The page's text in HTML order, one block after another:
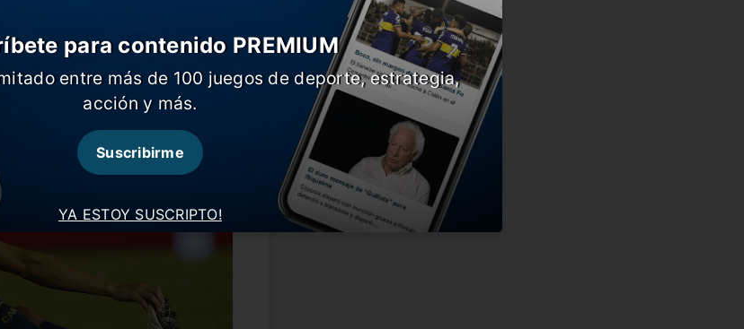
El lateral izquierdo se está
ex Estudiantes padeció un
YA ESTOY SUSCRIPTO!
para contenido PREMIUM
entre más de 100 juegos de deporte, estrategia,
acción y más.
Suscribirme